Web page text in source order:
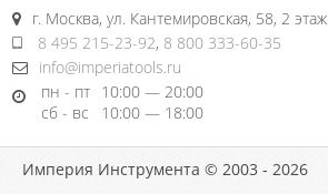
г. Москва, ул. Кантемировская, 58, 2 этаж
8 495 215-23-92, 8 800 333-60-35
info@imperiatools.ru
пн - пт 10:00 — 20:00
сб - вс
10:00 — 18:00
Империя Инструмента © 2003 - 2026